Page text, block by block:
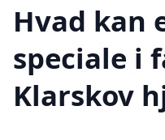
Hvad kan
speciale i
Klarskov